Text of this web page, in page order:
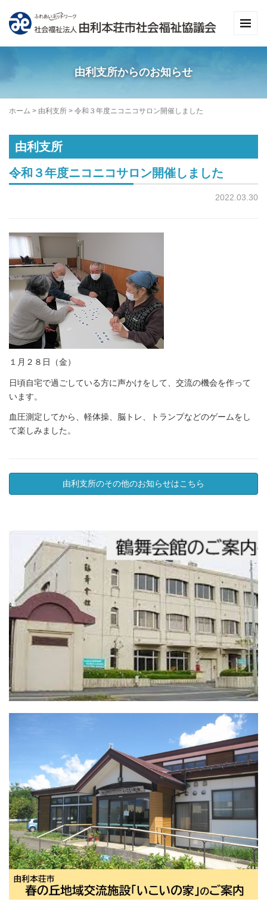
由利支所からのお知らせ
ホーム > 由利支所 > 令和３年度ニコニコサロン開催しました
由利支所
令和３年度ニコニコサロン開催しました
2022.03.30
１月２８日（金）
日頃自宅で過ごしている方に声かけをして、交流の機会を作って
います。
血圧測定してから、軽体操、脳トレ、トランプなどのゲームをし
て楽しみました。
由利支所のその他のお知らせはこちら